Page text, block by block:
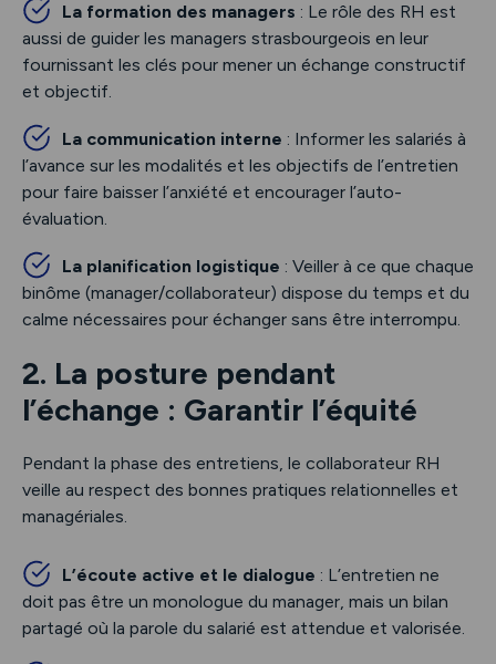
La formation des managers : Le rôle des RH est
aussi de guider les managers strasbourgeois en leur
fournissant les clés pour mener un échange constructif
et objectif.
La communication interne : Informer les salariés à
l’avance sur les modalités et les objectifs de l’entretien
pour faire baisser l’anxiété et encourager l’auto-
évaluation.
La planification logistique : Veiller à ce que chaque
binôme (manager/collaborateur) dispose du temps et du
calme nécessaires pour échanger sans être interrompu.
2. La posture pendant
l’échange : Garantir l’équité
Pendant la phase des entretiens, le collaborateur RH
veille au respect des bonnes pratiques relationnelles et
managériales.
L’écoute active et le dialogue : L’entretien ne
doit pas être un monologue du manager, mais un bilan
partagé où la parole du salarié est attendue et valorisée.